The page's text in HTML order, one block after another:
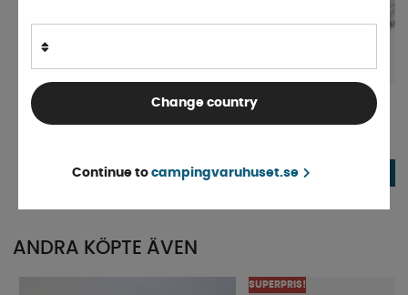
Royal Camping Burkkylare
KÖP!
Drinkglas Chrystal 25 cl
25 kr
ANDRA KÖPTE ÄVEN
SUPERPRIS!
Change country
Continue to campingvaruhuset.se